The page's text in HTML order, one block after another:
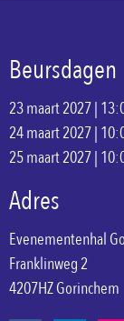
Beursdagen
23 maart 2027 |
24 maart 2027 |
25 maart 2027 |
Adres
Evenementenhal
Franklinweg 2
4207HZ Gorinchem